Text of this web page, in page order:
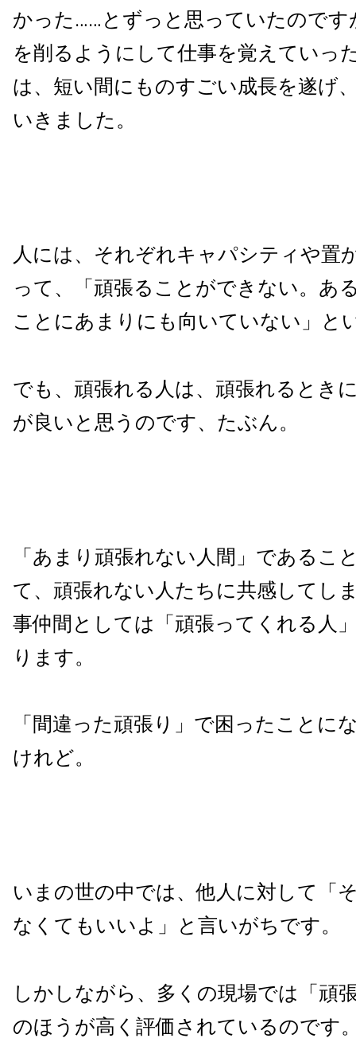
かった……とずっと思っていたのです
を削るようにして仕事を覚えていっ
は、短い間にものすごい成長を遂げ
いきました。
人には、それぞれキャパシティや置
って、「頑張ることができない。あ
ことにあまりにも向いていない」と
でも、頑張れる人は、頑張れるとき
が良いと思うのです、たぶん。
「あまり頑張れない人間」であるこ
て、頑張れない人たちに共感してし
事仲間としては「頑張ってくれる人
ります。
「間違った頑張り」で困ったことに
けれど。
いまの世の中では、他人に対して「
なくてもいいよ」と言いがちです。
しかしながら、多くの現場では「頑
のほうが高く評価されているのです